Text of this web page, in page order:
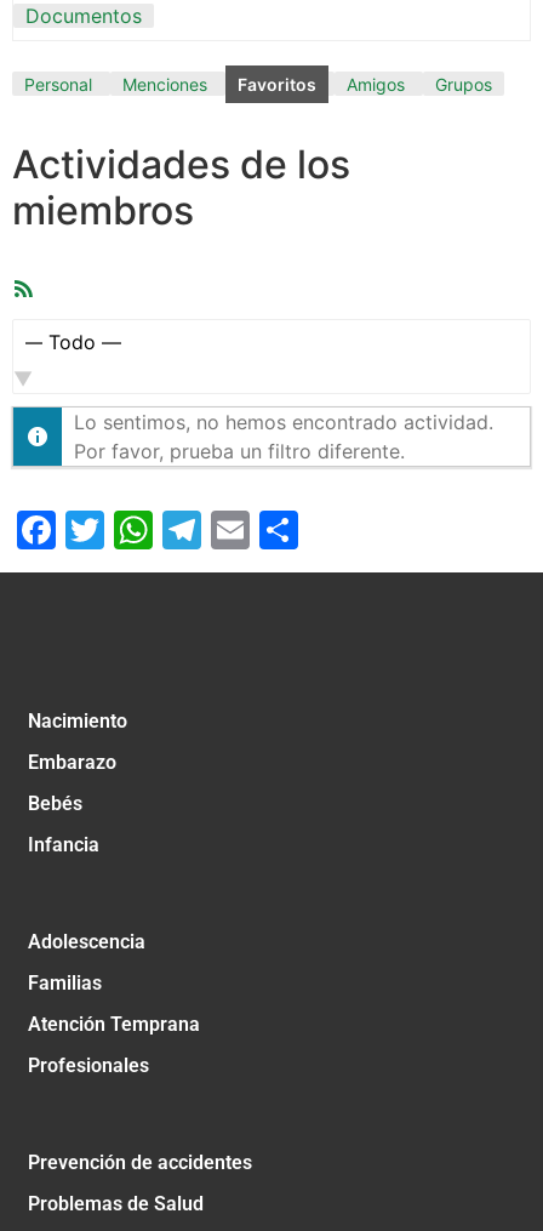
Documentos
Personal Menciones Favoritos Amigos Grupos
Actividades de los
miembros
Mostrar:
Lo sentimos, no hemos encontrado actividad.
Por favor, prueba un filtro diferente.
Facebook
Twitter
WhatsApp
Telegram
Email
Nacimiento
Embarazo
Bebés
Infancia
Adolescencia
Familias
Atención Temprana
Profesionales
Prevención de accidentes
Problemas de Salud